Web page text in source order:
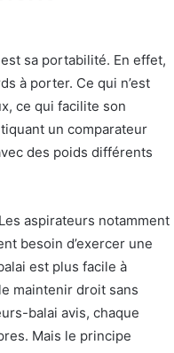
sa portabilité. En effet,
à porter. Ce qui n’est
ce qui facilite son
un comparateur
des poids différents
aspirateurs notamment
besoin d’exercer une
est plus facile à
maintenir droit sans
balai avis, chaque
Mais le principe